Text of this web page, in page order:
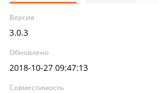
Версия
3.0.3
Обновлено
2018-10-27 09:47:13
Совместимость